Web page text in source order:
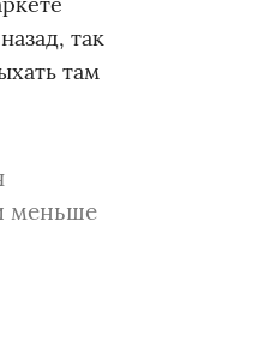
так
там
меньше